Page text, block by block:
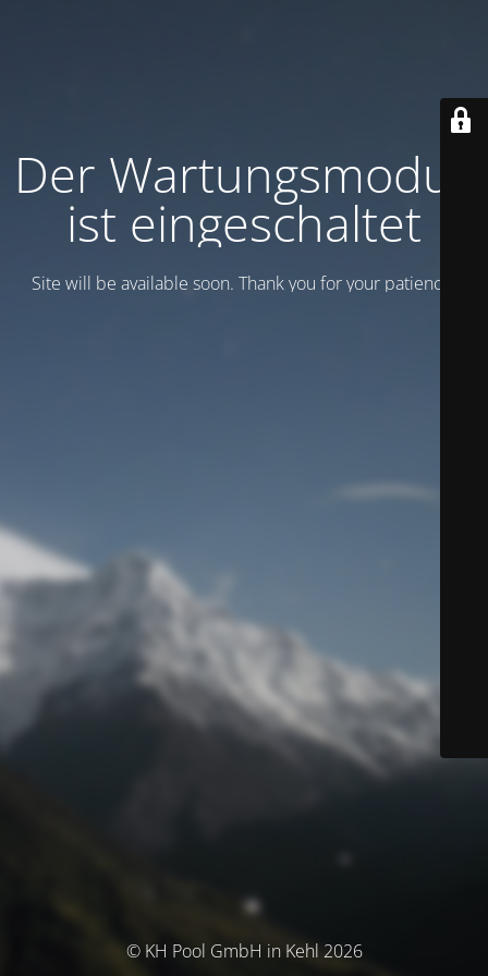
Der Wartungsmodus
ist eingeschaltet
Site will be available soon. Thank you for your patience!
© KH Pool GmbH in Kehl 2026